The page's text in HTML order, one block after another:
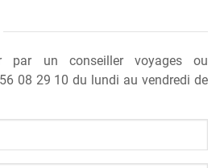
par un conseiller voyages ou
08 29 10 du lundi au vendredi de